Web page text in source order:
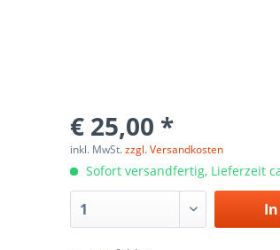
€ 25,00 *
inkl. MwSt.zzgl. Versandkosten
Sofort versandfertig, Lieferzeit